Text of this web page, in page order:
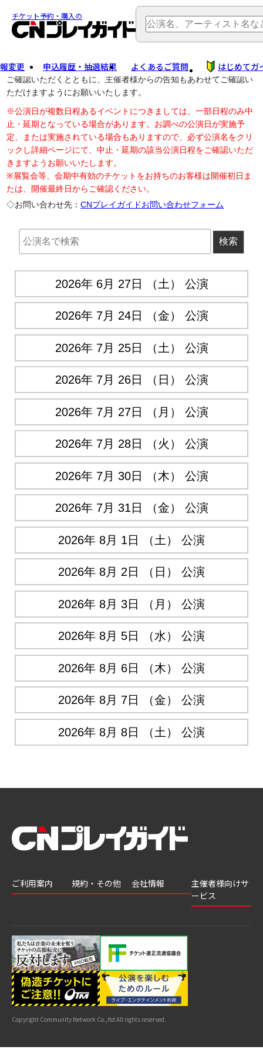
チケット予約・購入の
変更 申込履歴・抽選結果 よくあるご質問 はじめてガ
公演中止に伴う払戻し・延期等のご案内は、以下公演日リンクから
ご確認いただくとともに、主催者様からの告知もあわせてご確認い
ただけますようにお願いいたします。
※公演日が複数日程あるイベントにつきましては、一部日程のみ中
止・延期となっている場合があります。お調べの公演日が実施予
定、または実施されている場合もありますので、必ず公演名をクリ
ックし詳細ページにて、中止・延期の該当公演日程をご確認いただ
きますようお願いいたします。
※展覧会等、会期中有効のチケットをお持ちのお客様は開催初日ま
たは、開催最終日からご確認ください。
◇お問い合わせ先：CNプレイガイドお問い合わせフォーム
2026年 6月 27日 （土） 公演
2026年 7月 24日 （金） 公演
2026年 7月 25日 （土） 公演
2026年 7月 26日 （日） 公演
2026年 7月 27日 （月） 公演
2026年 7月 28日 （火） 公演
2026年 7月 30日 （木） 公演
2026年 7月 31日 （金） 公演
2026年 8月 1日 （土） 公演
2026年 8月 2日 （日） 公演
2026年 8月 3日 （月） 公演
2026年 8月 5日 （水） 公演
2026年 8月 6日 （木） 公演
2026年 8月 7日 （金） 公演
2026年 8月 8日 （土） 公演
ご利用案内
結果
よくあるご質問
はじめてガイド
公演中止・変更
サイトマップ
規約・その他
利用規約
特商法に基づく
表示
カスタマーハラ
スメントへの対
応指針
会社情報
主催者様向けサ
ービス
Copyright Community Network Co.,ltd All rights reserved.